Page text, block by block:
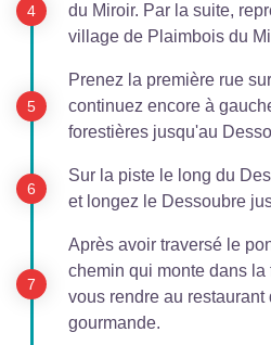
du Miroir. Par la suite,
village de Plaimbois du
Prenez la première rue
continuez encore à
forestières jusqu'au
Sur la piste le long du
et longez le Dessoubre
Après avoir traversé le
chemin qui monte dans
vous rendre au
gourmande.